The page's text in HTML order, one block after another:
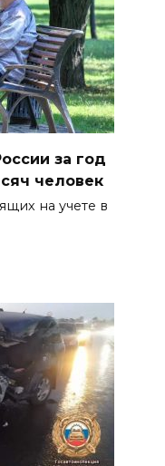
за год
человек
на учете в